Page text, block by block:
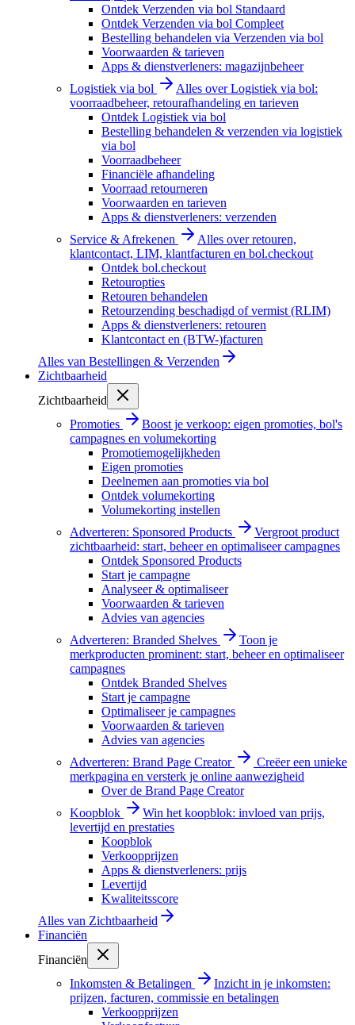
Ontdek Verzenden via bol Standaard
Ontdek Verzenden via bol Compleet
Bestelling behandelen via Verzenden via bol
Voorwaarden & tarieven
Apps & dienstverleners: magazijnbeheer
Logistiek via bol
Alles over Logistiek via bol:
voorraadbeheer, retourafhandeling en tarieven
Ontdek Logistiek via bol
Bestelling behandelen & verzenden via logistiek
via bol
Voorraadbeheer
Financiële afhandeling
Voorraad retourneren
Voorwaarden en tarieven
Apps & dienstverleners: verzenden
Service & Afrekenen
Alles over retouren,
klantcontact, LIM, klantfacturen en bol.checkout
Ontdek bol.checkout
Retouropties
Retouren behandelen
Retourzending beschadigd of vermist (RLIM)
Apps & dienstverleners: retouren
Klantcontact en (BTW-)facturen
Alles van Bestellingen & Verzenden
Zichtbaarheid
Zichtbaarheid
Promoties
Boost je verkoop: eigen promoties, bol's
campagnes en volumekorting
Promotiemogelijkheden
Eigen promoties
Deelnemen aan promoties via bol
Ontdek volumekorting
Volumekorting instellen
Adverteren: Sponsored Products
Vergroot product
zichtbaarheid: start, beheer en optimaliseer campagnes
Ontdek Sponsored Products
Start je campagne
Analyseer & optimaliseer
Voorwaarden & tarieven
Advies van agencies
Adverteren: Branded Shelves
Toon je
merkproducten prominent: start, beheer en optimaliseer
campagnes
Ontdek Branded Shelves
Start je campagne
Optimaliseer je campagnes
Voorwaarden & tarieven
Advies van agencies
Adverteren: Brand Page Creator
Creëer een unieke
merkpagina en versterk je online aanwezigheid
Over de Brand Page Creator
Koopblok
Win het koopblok: invloed van prijs,
levertijd en prestaties
Koopblok
Verkoopprijzen
Apps & dienstverleners: prijs
Levertijd
Kwaliteitsscore
Alles van Zichtbaarheid
Financiën
Financiën
Inkomsten & Betalingen
Inzicht in je inkomsten:
prijzen, facturen, commissie en betalingen
Verkoopprijzen